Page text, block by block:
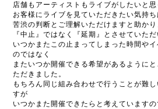
店舗もアーティストもライブがしたいと思
お客様にライブを見ていただきたい気持
苦渋の判断とご理解いただけますと助かり
『中止』ではなく『延期』とさせていた
いつかまたこの止まってしまった時間や
のではなく
またいつか開催できる希望があるように
ただきました。
もちろん同じ組み合わせで行うことが難
すが
いつかまた開催できたらと考えています